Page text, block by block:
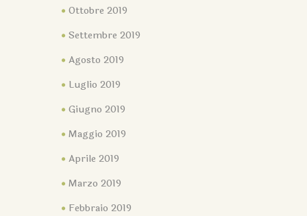
Ottobre 2019
Settembre 2019
Agosto 2019
Luglio 2019
Giugno 2019
Maggio 2019
Aprile 2019
Marzo 2019
Febbraio 2019